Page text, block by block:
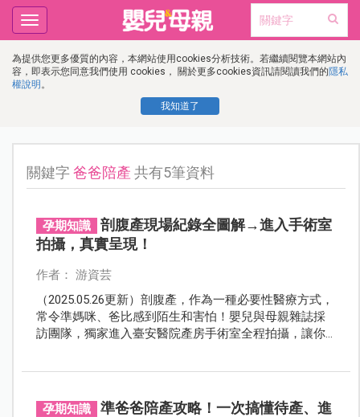
為提供您更多優質的內容，本網站使用cookies分析技術。若繼續閱覽本網站內
容，即表示您同意我們使用 cookies， 關於更多cookies資訊請閱讀我們的隱私
權說明 。
我知道了
Toggle
navigation
關鍵字爸爸陪產 共有5筆資料
孕期知識
剖腹產現場紀錄全圖解→進入手術室
拍攝，真實呈現！
作者： 游資芸
（2025.05.26更新）剖腹產，作為一種必要性醫療方式，
常令準媽咪、爸比感到陌生和害怕！嬰兒與母親雜誌採
訪團隊，獨家進入臺安醫院產房手術室全程拍攝，讓你
孕期知識
準爸爸陪產攻略！一次搞懂待產、進